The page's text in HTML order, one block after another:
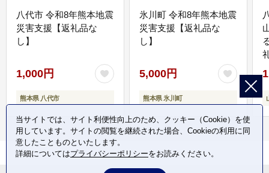
八代市 令和8年熊本地震
災害支援【返礼品な
し】
1,000円
熊本県 八代市
氷川町 令和8年熊本地震
災害支援【返礼品な
し】
5,000円
熊本県 氷川町
当サイトでは、サイト利便性向上のため、クッキー（Cookie）を使
用しています。サイトの閲覧を継続された場合、Cookieの利用に同
意したことものといたします。
詳細についてはプライバシーポリシーをお読みください。